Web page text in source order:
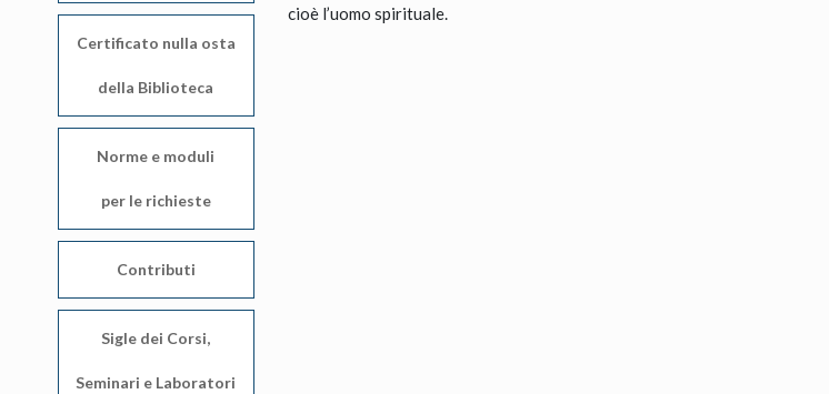
Certificato nulla osta
della Biblioteca
Norme e moduli
per le richieste
Contributi
Sigle dei Corsi,
Seminari e Laboratori
cioè l’uomo spirituale.